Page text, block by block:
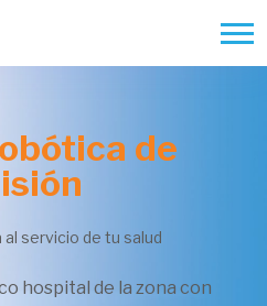
de
servicio de tu salud
hospital de la zona con